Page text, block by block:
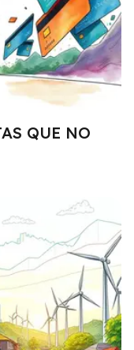
QUE NO